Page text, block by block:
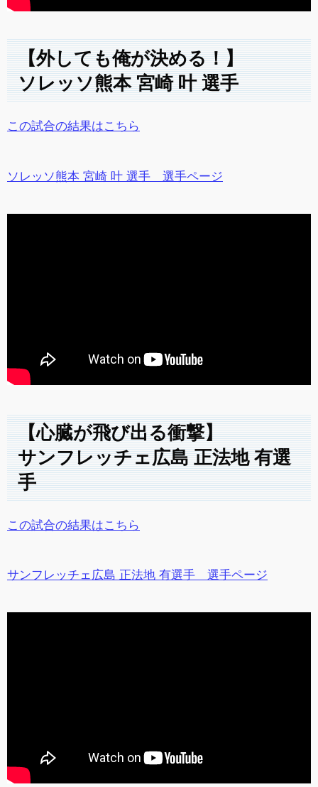
【外しても俺が決める！】
ソレッソ熊本 宮崎 叶 選手
この試合の結果はこちら
ソレッソ熊本 宮崎 叶 選手 選手ページ
【心臓が飛び出る衝撃】
サンフレッチェ広島 正法地 有選
手
この試合の結果はこちら
サンフレッチェ広島 正法地 有選手 選手ページ